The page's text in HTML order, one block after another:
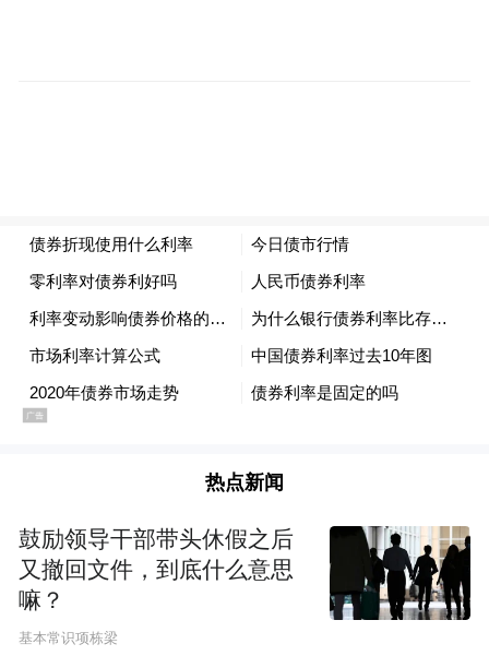
雷军说，他在前一天已经告诉内部“只要比去
年SU7好就行”，但最终远超预期，“
到这么多订单还是挺激动的，远超了我的想
象”。
热点新闻
鼓励领导干部带头休假之后
又撤回文件，到底什么意思
嘛？
基本常识项栋梁